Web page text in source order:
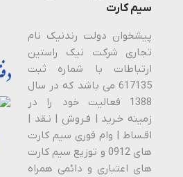
سیم کارت
پیشخوان دولت رندنیک نام
تجاری شرکت نیک راستین
ارتباطات با شماره ثبت
617135 می باشد که در سال
1388 فعالیت خود را در
زمینه خـرید | فـروش | نـقد |
اقـساط | وام فوری سیم کارت
های 0912 و توزیع سیم کارت
های اعتباری و دائمی همراه